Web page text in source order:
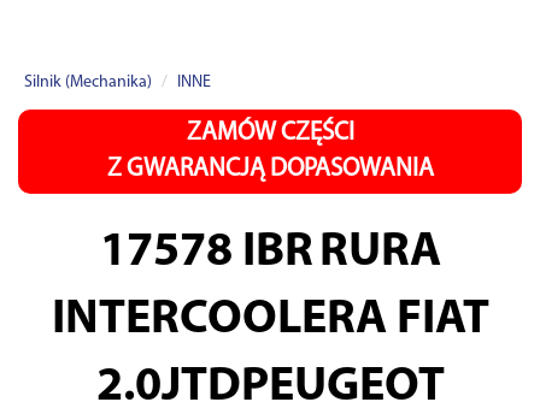
Silnik (Mechanika) INNE
ZAMÓW CZĘŚCI
Z GWARANCJĄ DOPASOWANIA
17578 IBR RURA
INTERCOOLERA FIAT
2.0JTDPEUGEOT